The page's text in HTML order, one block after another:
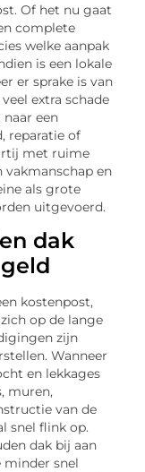
Of het nu gaat
complete
welke aanpak
is een lokale
er sprake is van
extra schade
een
reparatie of
met ruime
vakmanschap en
als grote
uitgevoerd.
dak
kostenpost,
op de lange
zijn
Wanneer
en lekkages
muren,
van de
snel flink op.
dak bij aan
minder snel